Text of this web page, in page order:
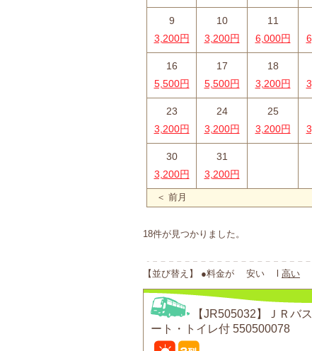
9
3,200円
10
3,200円
11
6,000円
16
5,500円
17
5,500円
18
3,200円
23
3,200円
24
3,200円
25
3,200円
30
3,200円
31
3,200円
＜ 前月
18件が見つかりました。
【並び替え】 ●料金が 安い l 高い
【JR505032】ＪＲバ
ート・トイレ付 550500078